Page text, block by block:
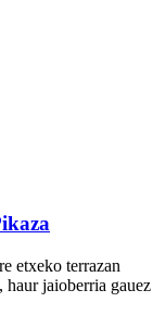
etxeko terrazan
haur jaioberria gauez